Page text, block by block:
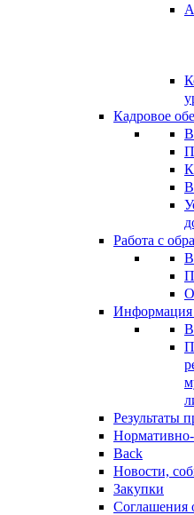
Кадровое
Работа с
Информация
Результаты
Back
Новости,
Закупки
Соглашения